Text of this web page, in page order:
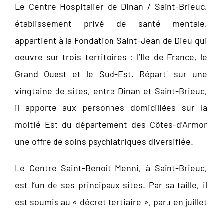
Le Centre Hospitalier de Dinan / Saint-Brieuc,
établissement privé de santé mentale,
appartient à la Fondation Saint-Jean de Dieu qui
oeuvre sur trois territoires : l’Ile de France, le
Grand Ouest et le Sud-Est. Réparti sur une
vingtaine de sites, entre Dinan et Saint-Brieuc,
il apporte aux personnes domiciliées sur la
moitié Est du département des Côtes-d’Armor
une offre de soins psychiatriques diversifiée.
Le Centre Saint-Benoît Menni, à Saint-Brieuc,
est l’un de ses principaux sites. Par sa taille, il
est soumis au « décret tertiaire », paru en juillet